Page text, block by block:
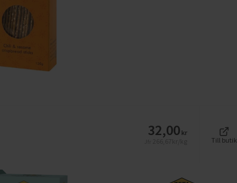
32,00 kr
Till butik